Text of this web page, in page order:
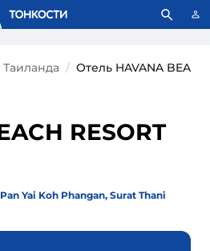
файлы. Что это значит?
Отель HAVANA
RESORT
Yai Koh Phangan, Surat Thani